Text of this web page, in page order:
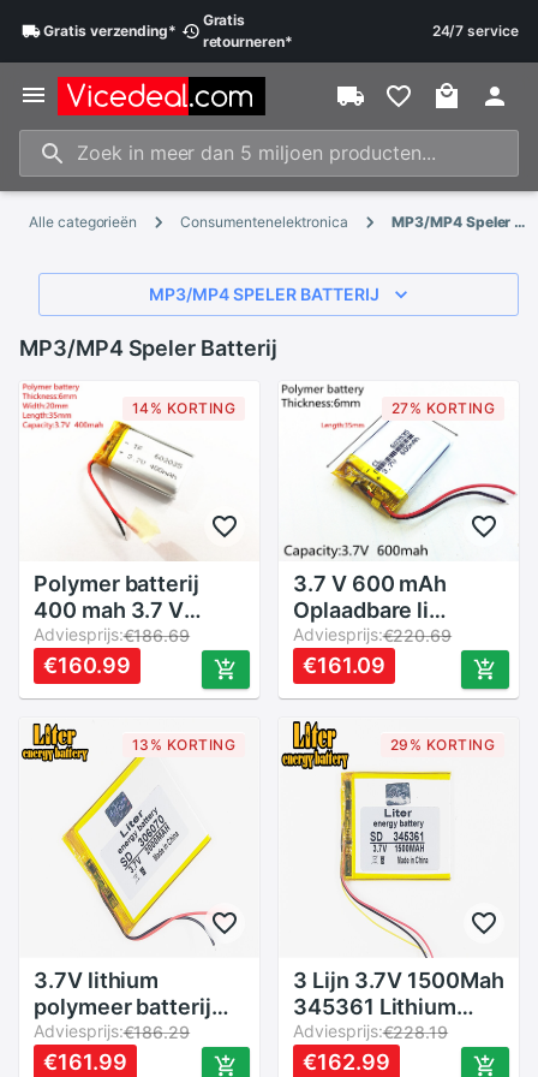
Gratisverzending*
Gratis
retourneren*
24/7 service
Alle categorieën Consumentenelektronica MP3/MP4 Speler Batterij
MP3/MP4 SPELER BATTERIJ
MP3/MP4 Speler Batterij
14% KORTING
Polymer batterij
400 mah 3.7 V
602035 smart
home MP3
luidsprekers Li-Ion
GPS, mp3, mp4,
mobiele telefoon,
luidspreker
Adviesprijs:€186.69
€160.99
27% KORTING
3.7 V 600 mAh
Oplaadbare li
Polymer Li-Ion
Batterij Voor
hoofdtelefoon
tachograaf MODEL
582535 SP5 mp3
mp4 GPS PSP
602535 062535
Adviesprijs:€220.69
€161.09
13% KORTING
3.7V lithium
polymeer batterij
306070 036070
GPS scherm
Adviesprijs:€186.29
€161.99
29% KORTING
3 Lijn 3.7V 1500Mah
345361 Lithium
Polymeer Li-Po Li
Ion Oplaadbare
Adviesprijs:€228.19
€162.99